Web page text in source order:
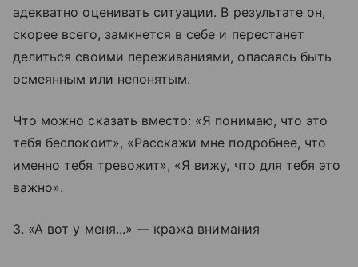
адекватно оценивать ситуации. В результате он,
скорее всего, замкнется в себе и перестанет
делиться своими переживаниями, опасаясь быть
осмеянным или непонятым.
Что можно сказать вместо: «Я понимаю, что это
тебя беспокоит», «Расскажи мне подробнее, что
именно тебя тревожит», «Я вижу, что для тебя это
важно».
3. «А вот у меня...» — кража внимания